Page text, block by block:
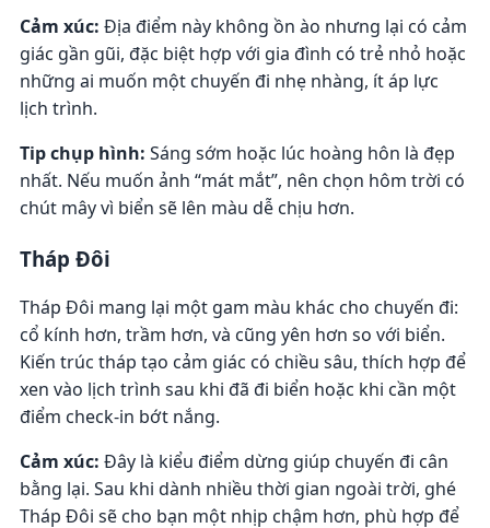
Cảm xúc: Địa điểm này không ồn ào nhưng lại có cảm
giác gần gũi, đặc biệt hợp với gia đình có trẻ nhỏ hoặc
những ai muốn một chuyến đi nhẹ nhàng, ít áp lực
lịch trình.
Tip chụp hình: Sáng sớm hoặc lúc hoàng hôn là đẹp
nhất. Nếu muốn ảnh “mát mắt”, nên chọn hôm trời có
chút mây vì biển sẽ lên màu dễ chịu hơn.
Tháp Đôi
Tháp Đôi mang lại một gam màu khác cho chuyến đi:
cổ kính hơn, trầm hơn, và cũng yên hơn so với biển.
Kiến trúc tháp tạo cảm giác có chiều sâu, thích hợp để
xen vào lịch trình sau khi đã đi biển hoặc khi cần một
điểm check-in bớt nắng.
Cảm xúc: Đây là kiểu điểm dừng giúp chuyến đi cân
bằng lại. Sau khi dành nhiều thời gian ngoài trời, ghé
Tháp Đôi sẽ cho bạn một nhịp chậm hơn, phù hợp để